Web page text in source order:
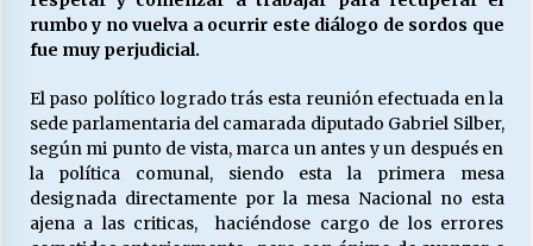
16/05/2026
S.O.S. a los ricos, Save Our Souls (Salvar
Nuestras Almas)
30/04/2026
rumbo y no vuelva a ocurrir este diálogo de sordos que
fue muy perjudicial.
El paso político logrado trás esta reunión efectuada en la
sede parlamentaria del camarada diputado Gabriel Silber,
según mi punto de vista, marca un antes y un después en
la política comunal, siendo esta la primera mesa
designada directamente por la mesa Nacional no esta
ajena a las criticas, haciéndose cargo de los errores